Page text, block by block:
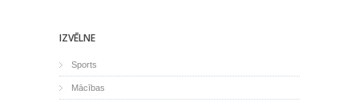
IZVĒLNE
Sports
Mācības